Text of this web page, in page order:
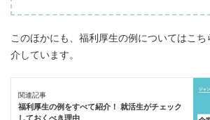
このほかにも、福利厚生の例についてはこ
介しています。
関連記事
福利厚生の例をすべて紹介！ 就活生がチェック
しておくべき理由